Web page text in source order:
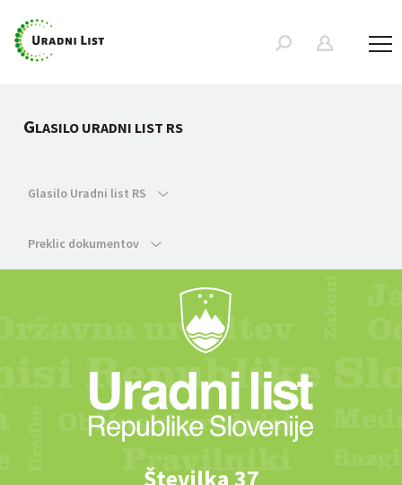
GLASILO URADNI LIST RS
Glasilo Uradni list RS
Preklic dokumentov
Številka 37